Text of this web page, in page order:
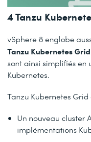
4Tanzu
vSphere 8 englobe
Tanzu Kubernetes Grid
sont ainsi simplifiés en
Kubernetes.
Tanzu Kubernetes
Un nouveau cluster
implémentations